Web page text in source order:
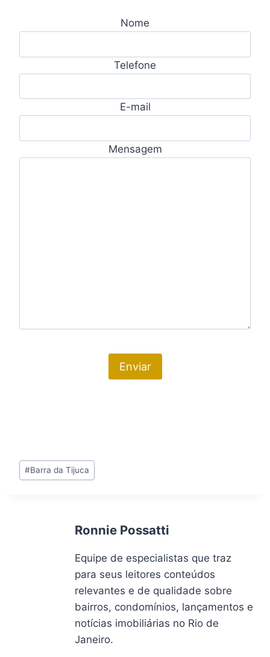
Nome
Telefone
E-mail
Mensagem
Tags
do
#Barra da Tijuca
Ronnie Possatti
Equipe de especialistas que traz
para seus leitores conteúdos
relevantes e de qualidade sobre
bairros, condomínios, lançamentos e
notícias imobiliárias no Rio de
Janeiro.